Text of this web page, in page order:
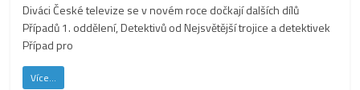
Diváci České televize se v novém roce dočkají dalších dílů
Případů 1. oddělení, Detektivů od Nejsvětější trojice a detektivek
Případ pro
Více...